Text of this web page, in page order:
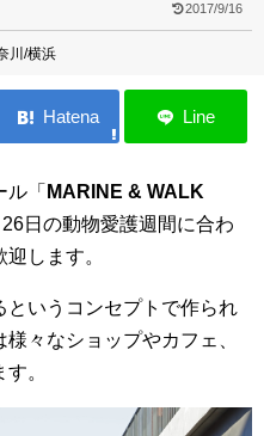
2017/9/16
川/横浜
「 MARINE & WALK
日の動物愛護週間に合わ
します。
いうコンセプトで作られ
々なショップやカフェ、
。